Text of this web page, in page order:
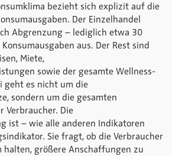
bezieht sich explizit auf die
Der Einzelhandel
Abgrenzung – lediglich etwa 30
aus. Der Rest sind
Miete,
sowie der gesamte Wellness-
geht es nicht um die
sondern um die gesamten
Verbraucher. Die
ist – wie alle anderen Indikatoren
Sie fragt, ob die Verbraucher
größere Anschaffungen zu